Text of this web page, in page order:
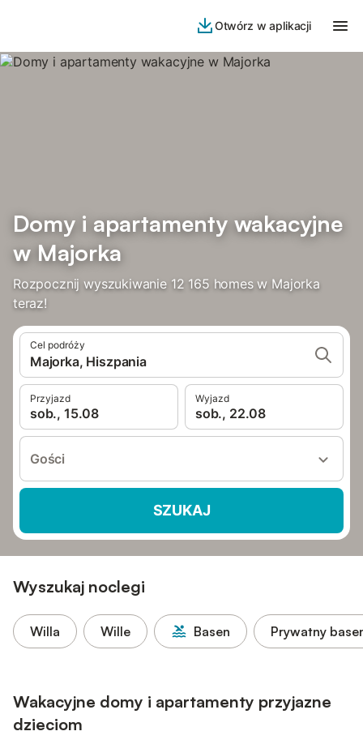
Otwórz w aplikacji
Domy i apartamenty wakacyjne
w Majorka
Rozpocznij wyszukiwanie 12 165 homes w Majorka
teraz!
Cel podróży
Majorka, Hiszpania
Przyjazd
sob., 15.08
Wyjazd
sob., 22.08
Gości
SZUKAJ
Wyszukaj noclegi
Willa Wille Basen Prywatny
Wakacyjne domy i apartamenty przyjazne
dzieciom